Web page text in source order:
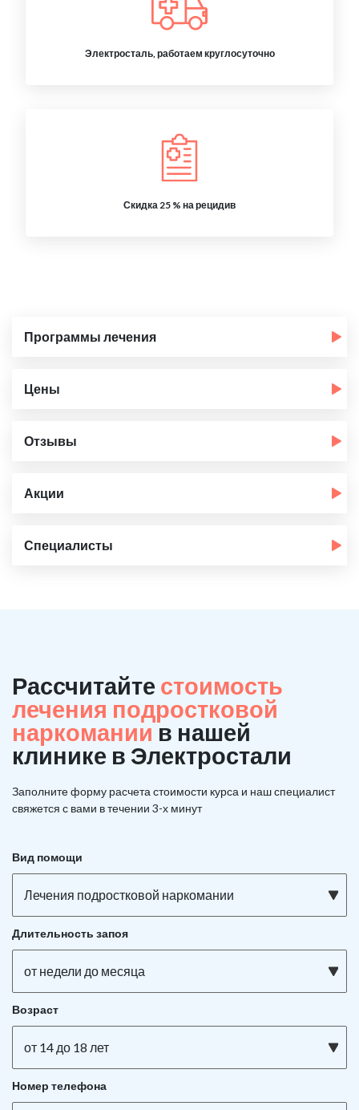
Электросталь, работаем круглосуточно
Скидка 25 % на рецидив
Программы лечения
Цены
Отзывы
Акции
Специалисты
Рассчитайте стоимость
лечения подростковой
наркоманиив нашей
клинике в Электростали
Заполните форму расчета стоимости курса и наш специалист
свяжется с вами в течении 3-х минут
Вид помощи
Лечения подростковой наркомании
Длительность запоя
от недели до месяца
Возраст
от 14 до 18 лет
Номер телефона